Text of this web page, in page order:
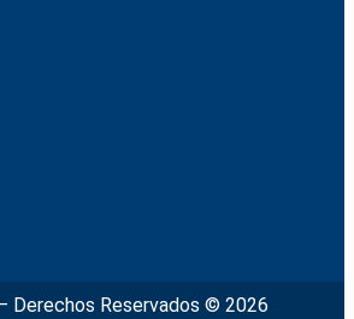
Derechos Reservados © 2026